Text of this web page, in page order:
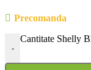
Precomanda
-
Cantitate Shelly